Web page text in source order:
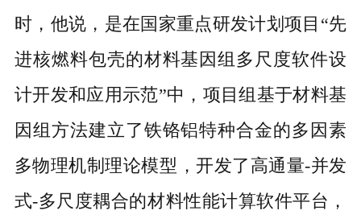
时，他说，是在国家重点研发计划项目“先
进核燃料包壳的材料基因组多尺度软件设
计开发和应用示范”中，项目组基于材料基
因组方法建立了铁铬铝特种合金的多因素
多物理机制理论模型，开发了高通量-并发
式-多尺度耦合的材料性能计算软件平台，